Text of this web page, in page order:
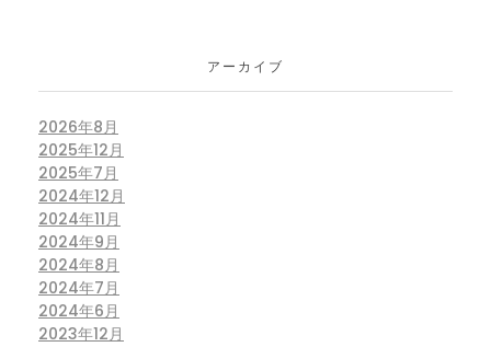
アーカイブ
2026年8月
2025年12月
2025年7月
2024年12月
2024年11月
2024年9月
2024年8月
2024年7月
2024年6月
2023年12月